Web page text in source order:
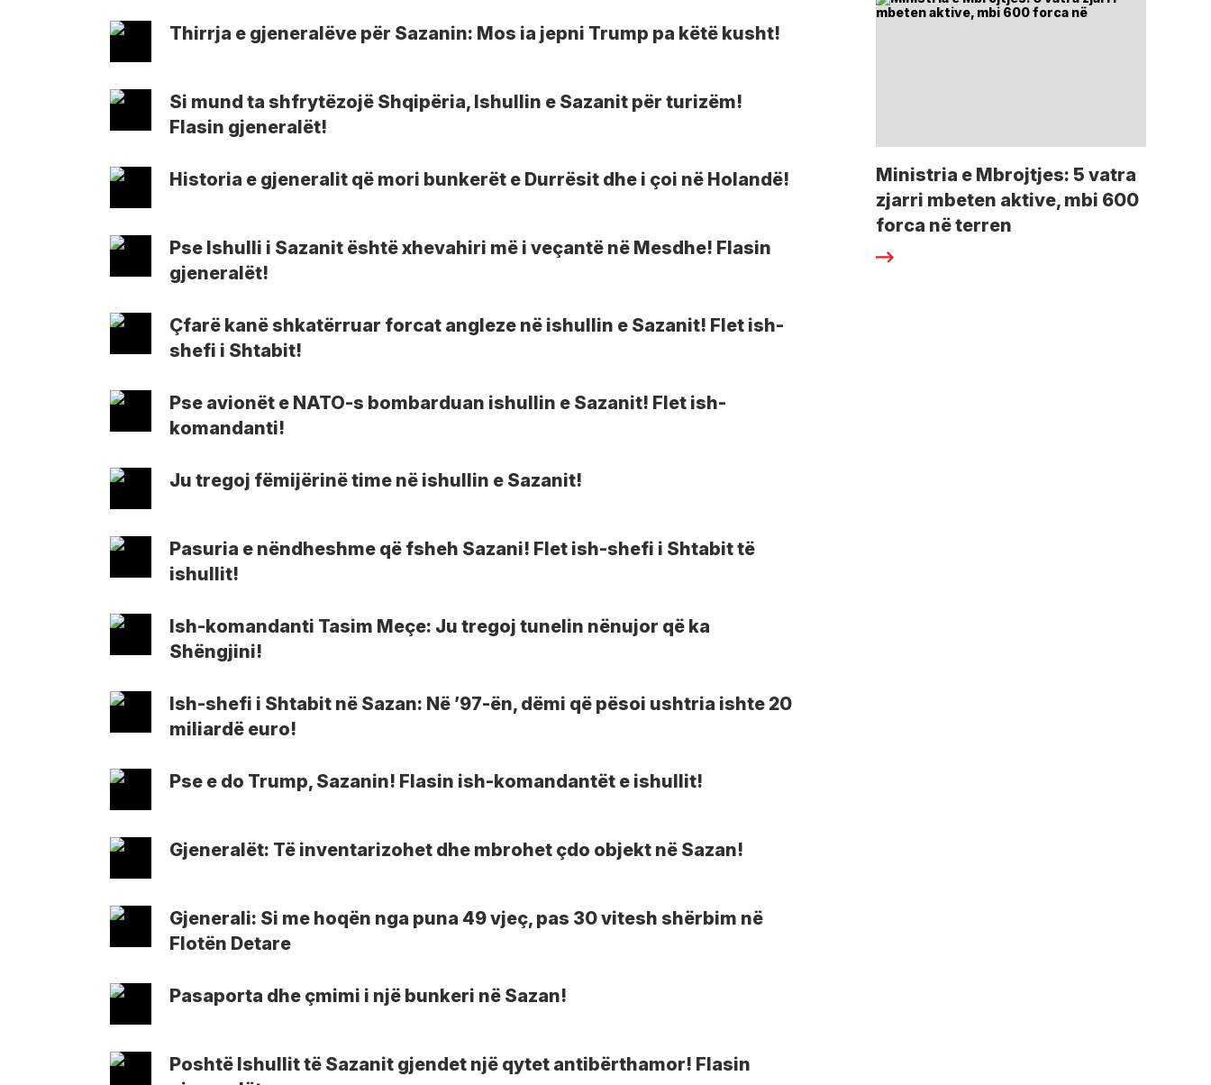
Thirrja e gjeneralëve për Sazanin: Mos ia jepni Trump pa këtë kusht!
Si mund ta shfrytëzojë Shqipëria, Ishullin e Sazanit për turizëm!
Flasin gjeneralët!
Historia e gjeneralit që mori bunkerët e Durrësit dhe i çoi në Holandë!
Pse Ishulli i Sazanit është xhevahiri më i veçantë në Mesdhe! Flasin
gjeneralët!
Çfarë kanë shkatërruar forcat angleze në ishullin e Sazanit! Flet ish-
shefi i Shtabit!
Pse avionët e NATO-s bombarduan ishullin e Sazanit! Flet ish-
komandanti!
Ju tregoj fëmijërinë time në ishullin e Sazanit!
Pasuria e nëndheshme që fsheh Sazani! Flet ish-shefi i Shtabit të
ishullit!
Ish-komandanti Tasim Meçe: Ju tregoj tunelin nënujor që ka
Shëngjini!
Ish-shefi i Shtabit në Sazan: Në ’97-ën, dëmi që pësoi ushtria ishte 20
miliardë euro!
Pse e do Trump, Sazanin! Flasin ish-komandantët e ishullit!
Gjeneralët: Të inventarizohet dhe mbrohet çdo objekt në Sazan!
Gjenerali: Si me hoqën nga puna 49 vjeç, pas 30 vitesh shërbim në
Flotën Detare
Pasaporta dhe çmimi i një bunkeri në Sazan!
Poshtë Ishullit të Sazanit gjendet një qytet antibërthamor! Flasin
Ministria e Mbrojtjes: 5 vatra
zjarri mbeten aktive, mbi 600
forca në terren